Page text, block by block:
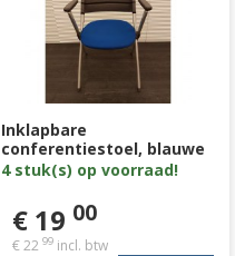
Inklapbare
conferentiestoel, blauwe
stof, kunststof rug en
armleuning, aluminium
4 stuk(s) op voorraad!
€ 19 00
€ 22 99 incl. btw